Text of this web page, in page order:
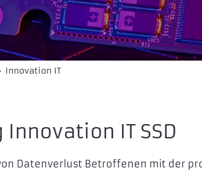
Innovation IT
IT SSD
Datenverlust Betroffenen mit der